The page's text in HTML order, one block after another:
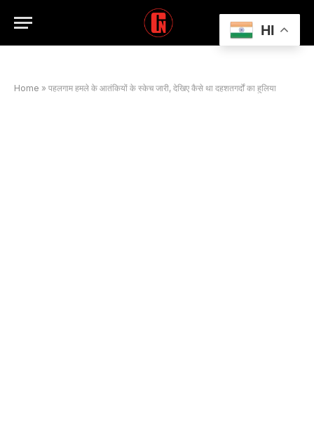
Home » पहलगाम हमले के आतंकियों के स्केच जारी, देखिए कैसे था दहशतगर्दों का हुलिया
HI